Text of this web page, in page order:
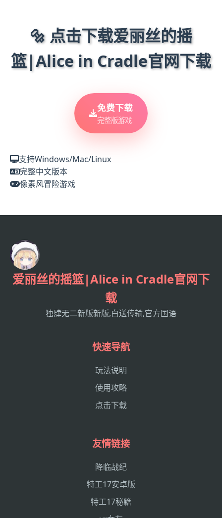
🔩 点击下载爱丽丝的摇
篮|Alice in Cradle官网下载
免费下载
完整版游戏
支持Windows/Mac/Linux
完整中文版本
像素风冒险游戏
爱丽丝的摇篮|Alice in Cradle官网下
载
独肆无二新版新版,白送传输,官方国语
快速导航
玩法说明
使用攻略
点击下载
友情链接
降临战纪
特工17安卓版
特工17秘籍